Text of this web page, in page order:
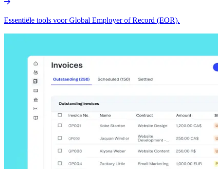
Essentiële tools voor Global Employer of Record (EOR).​​